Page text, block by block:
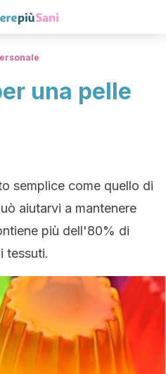
una pelle
semplice come quello di
aiutarvi a mantenere
più dell'80% di
tessuti.